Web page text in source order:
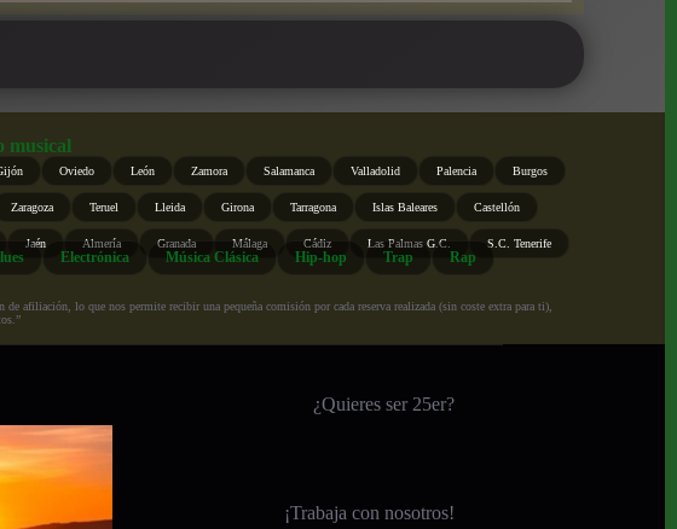
musical
Oviedo León Zamora Salamanca Valladolid Palencia Burgos
Zaragoza Teruel Lleida Girona Tarragona Islas Baleares Castellón
Jaén Almería Granada Málaga Cádiz Las Palmas G.C. S.C. Tenerife
Electrónica Música Clásica Hip-hop Trap Rap
afiliación, lo que nos permite recibir una pequeña comisión por cada reserva realizada (sin coste extra para ti),
¿Quieres ser 25er?
¡Trabaja con nosotros!